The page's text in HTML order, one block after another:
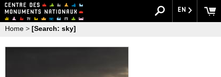
EN
Home > [Search: sky]